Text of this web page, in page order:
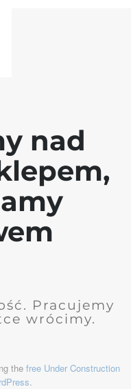
nad
Pracujemy
wrócimy.
the free Under Construction
.